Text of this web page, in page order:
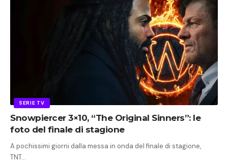
SERIE TV
Snowpiercer 3×10, “The Original Sinners”: le
foto del finale di stagione
A pochissimi giorni dalla messa in onda del finale di stagione,
TNT…